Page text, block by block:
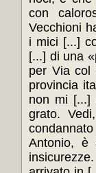
con
Vecchioni
i mici [...]
[...] di una
per Via col
provincia
non mi [...]
grato.
Antonio, è